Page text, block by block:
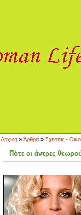
Αρχική »Άρθρα » Σχέσεις -
Πότε οι άντρες